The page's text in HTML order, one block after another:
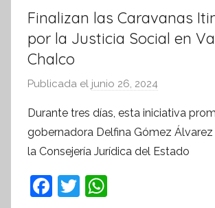
Finalizan las Caravanas
por la Justicia Social en
Chalco
Publicada el junio 26, 2024
r
S
í
Durante tres días, esta iniciativa
gobernadora Delfina Gómez
la Consejería Jurídica del Estado
F
T